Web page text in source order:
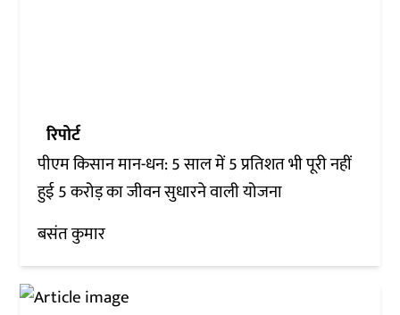
रिपोर्ट
पीएम किसान मान-धन: 5 साल में 5 प्रतिशत भी पूरी नहीं
हुई 5 करोड़ का जीवन सुधारने वाली योजना
बसंत कुमार